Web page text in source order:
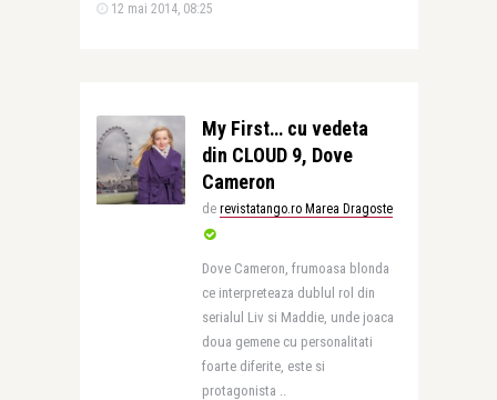
12 mai 2014, 08:25
My First… cu vedeta
din CLOUD 9, Dove
Cameron
de revistatango.ro Marea Dragoste
Dove Cameron, frumoasa blonda
ce interpreteaza dublul rol din
serialul Liv si Maddie, unde joaca
doua gemene cu personalitati
foarte diferite, este si
protagonista ..